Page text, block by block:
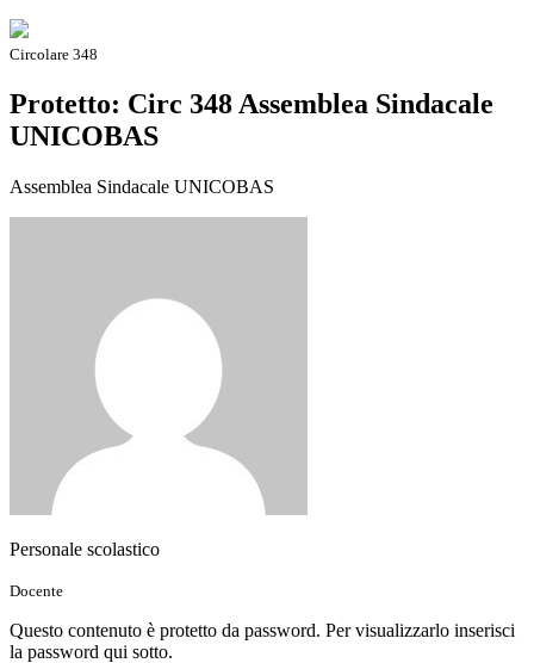
Circolare 348
Protetto: Circ 348 Assemblea Sindacale
UNICOBAS
Assemblea Sindacale UNICOBAS
Personale scolastico
Docente
Questo contenuto è protetto da password. Per visualizzarlo inserisci
la password qui sotto.